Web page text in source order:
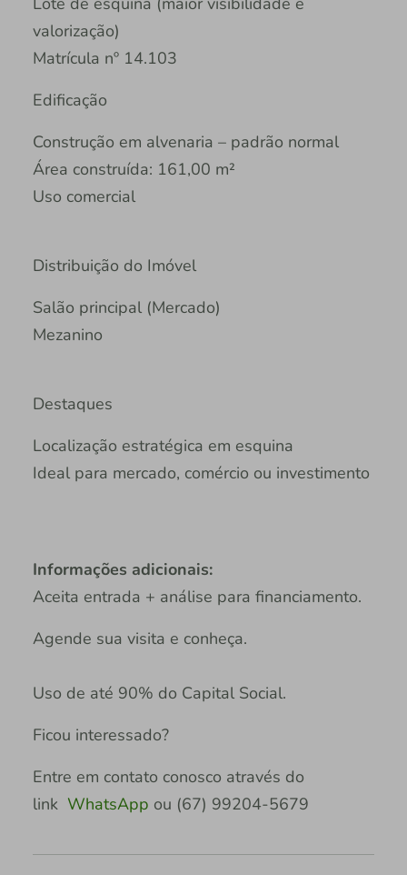
valorização)
Matrícula nº 14.103
Edificação
Construção em alvenaria – padrão normal
Área construída: 161,00 m²
Uso comercial
Distribuição do Imóvel
Salão principal (Mercado)
Mezanino
Destaques
Localização estratégica em esquina
Ideal para mercado, comércio ou investimento
Informações adicionais:
Aceita entrada + análise para financiamento.
Agende sua visita e conheça.
Uso de até 90% do Capital Social.
Ficou interessado?
Entre em contato conosco através do
link WhatsApp ou (67) 99204-5679